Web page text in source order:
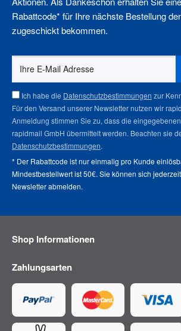
Rabattcode* für Ihre nächste Bestellung
zugeschickt bekommen.
Ich habe die Datenschutzbestimmungen zur
Für den Versand unserer Newsletter nutzen wir
Anmeldung stimmen Sie zu, dass die
rapidmail GmbH übermittelt werden. Beachten sie
Datenschutzbestimmungen.
* Der Rabattcode ist nur einmalig pro Kunde
Mindestbestellwert ist 50€. Sie können sich
Newsletter abmelden.
Shop Informationen
Zahlungsarten